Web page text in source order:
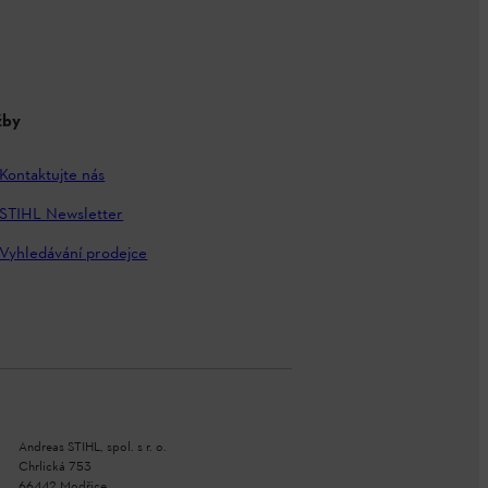
Kontaktujte nás
STIHL Newsletter
Vyhledávání prodejce
Andreas STIHL, spol. s r. o.
Chrlická 753